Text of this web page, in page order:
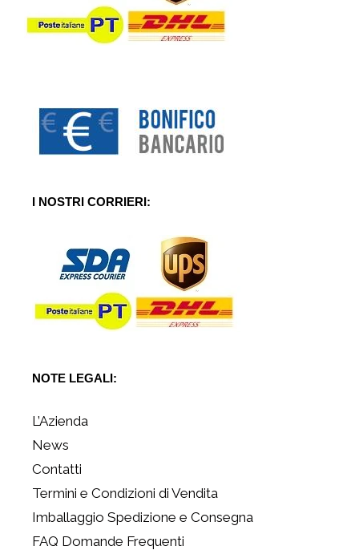
I NOSTRI CORRIERI:
NOTE LEGALI:
L’Azienda
News
Contatti
Termini e Condizioni di Vendita
Imballaggio Spedizione e Consegna
FAQ Domande Frequenti